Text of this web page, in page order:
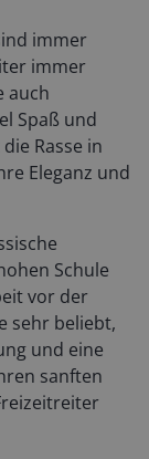
immer
immer
auch
Spaß und
Rasse in
Eleganz und
Schule
vor der
sehr beliebt,
und eine
sanften